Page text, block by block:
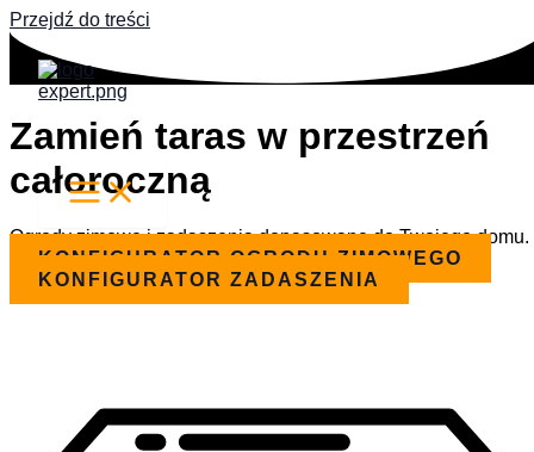
Przejdź do treści
Zamień taras w przestrzeń
całoroczną
Ogrody zimowe i zadaszenia dopasowane do Twojego domu.
KONFIGURATOR OGRODU ZIMOWEGO
KONFIGURATOR ZADASZENIA